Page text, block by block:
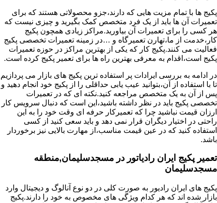
پکیج ها با تمام مزیت هایی که دارند،جزو محصولاتی هستند که برای
تعمیرات آن ها باید از یک فرد متخصص کمک بگیرید و چیزی نیست که
هر کسی را برای تعمیرات آن بیاورید.مراکز زیادی همچون پکیج
کار،خدمت از ما،تهارن تعمیرگاه و …در زمینه تعمیرات تخصصی پکیج
فعالیت می کنند.پکیج کار که یکی از بهترین مراکز در حوزه تعمیرات
پکیج است،اقدام به معرفی بهترین راه ها برای تعمیر پکیج کرده است.
در ادامه به بررسی ایرادات پر استفاده ترین پکیج های بازار می پردازیم
تا با استفاده از آن،بتوانید عیب یابی حداقلی را از پکیج خود انجام دهید و
پس از آن به یک متخصص مراجعه کنید.نکته ای که در تعمیرات
تخصصی پکیج باید در نظر داشته باشید،این است که دنبال سرویس کار
ارزان قیمت نباشید چرا که تعمیرکار حرفه ای وقت خود را به این
راحتی در اختیار دیگران قرار نمی دهد و باید سعی کنید از کسی
استفاده کنید که در عین قیمت مناسب،از مهارت بالایی نیز برخوردار
باشد.
تعمیر پکیج ایران رادیاتور در مسجدسلیمان,منطقه
مسجدسلیمان
پکیج های ایران رادیور به صورت کلی در دو نوع آنالوگ و دیجیتال وارد
بازار شده اند که هر کدام ویژگی های مخصوص به خود را دارند.پکیج